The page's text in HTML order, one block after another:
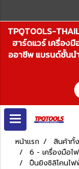
TPQTOOLS-
ฮาร์ดแวร์ เครื่อง
ออาชีพ แบรนด์ชั้นน
หน้าแรก
สินค้าทั้
6 - เครื่องมือไ
ปืนยิงซิลิโคนไฟ